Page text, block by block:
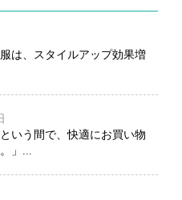
は、スタイルアップ効果増
という間で、快適にお買い物
」...